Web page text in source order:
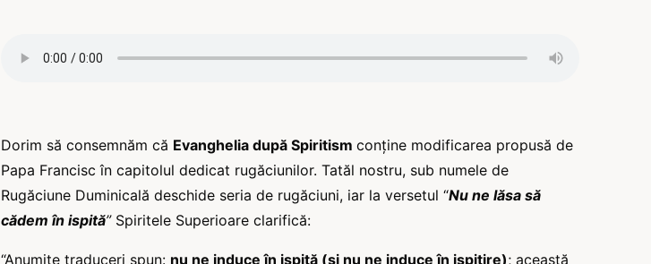
Dorim să consemnăm că Evanghelia după Spiritism conține modificarea propusă de
Papa Francisc în capitolul dedicat rugăciunilor. Tatăl nostru, sub numele de
Rugăciune Duminicală deschide seria de rugăciuni, iar la versetul “Nu ne lăsa să
cădem în ispită”Spiritele Superioare clarifică:
“Anumite traduceri spun: nu ne induce în ispită (și nu ne induce în ispitire); această